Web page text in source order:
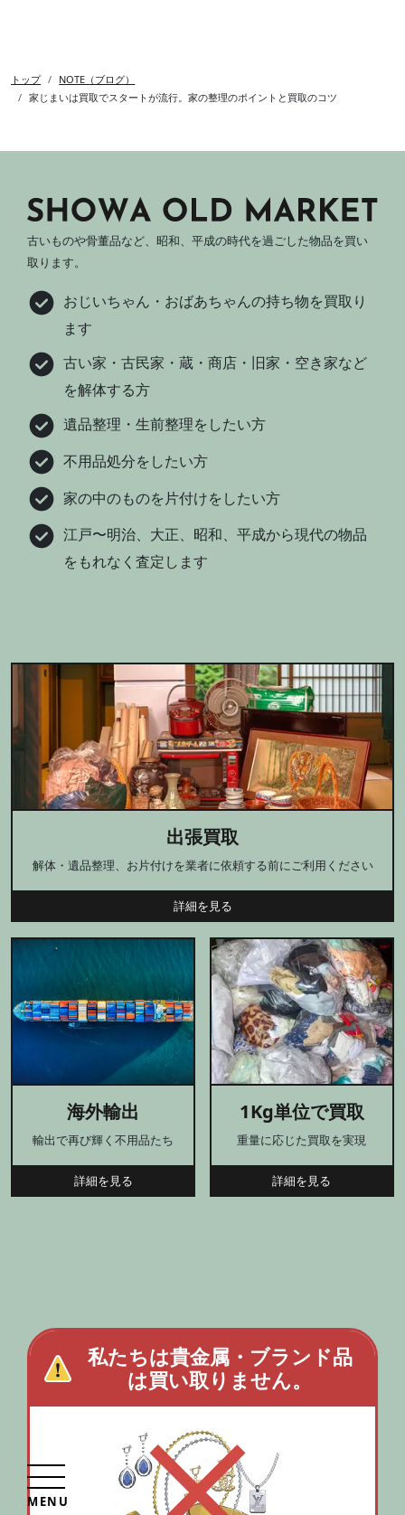
MENU
トップ
NOTE（ブログ）
家じまいは買取でスタートが流行。家の整理のポイントと買取のコツ
古いものや骨董品など、昭和、平成の時代を過ごした物品を買い
取ります。
おじいちゃん・おばあちゃんの持ち物を買取り
ます
古い家・古民家・蔵・商店・旧家・空き家など
を解体する方
遺品整理・生前整理をしたい方
不用品処分をしたい方
家の中のものを片付けをしたい方
江戸〜明治、大正、昭和、平成から現代の物品
をもれなく査定します
メニュー
出張買取
解体・遺品整理、お片付けを業者に依頼する前にご利用ください
詳細を見る
海外輸出
輸出で再び輝く不用品たち
詳細を見る
1Kg単位で買取
重量に応じた買取を実現
詳細を見る
私たちは貴金属・ブランド品
は買い取りません。
買取で解決する実家じまい
無料相談はこちら